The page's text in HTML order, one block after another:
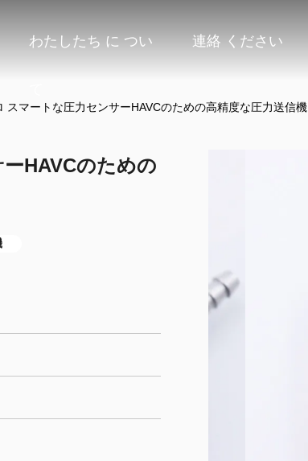
わたしたち に つい 連絡 ください
スマートな圧力センサーHAVCのための高精度な圧力送信機
HAVCのための